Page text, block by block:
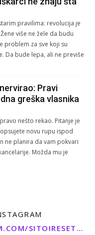
pravilima: revolucija je
više ne žele da budu
problem za sve koji su
Da bude lepa, ali ne previše
Pravi
greška vlasnika
nešto rekao. Pitanje je
novu rupu ispod
ne planira da vam pokvari
Možda mu je
@HTTPS://WWW.INSTAGRAM.COM/SITOIRESETO/